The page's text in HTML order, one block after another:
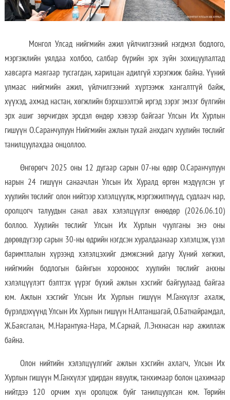
Монгол Улсад нийгмийн ажил үйлчилгээний нэгдмэл бодлого,
мэргэжлийн уялдаа холбоо, салбар бүрийн эрх зүйн зохицуулалтад
хавсарга маягаар тусгагдан, харилцан адилгүй хэрэгжиж байна. Үүний
улмаас нийгмийн ажил, үйлчилгээний хүртээмж хангалтгүй байж,
хүүхэд, ахмад настан, хөгжлийн бэрхшээлтэй иргэд зэрэг эмзэг бүлгийн
эрх ашиг зөрчигдөх эрсдэл өндөр хэвээр байгааг Улсын Их Хурлын
гишүүн О.Саранчулуун Нийгмийн ажлын тухай анхдагч хуулийн төслийг
танилцуулахдаа онцоллоо.
Өнгөрөгч 2025 оны 12 дугаар сарын 07-ны өдөр О.Саранчулуун
нарын 24 гишүүн санаачлан Улсын Их Хуралд өргөн мэдүүлсэн уг
хуулийн төслийг олон нийтээр хэлэлцүүлж, мэргэжилтнүүд, судлаач нар,
оролцогч талуудын санал авах хэлэлцүүлэг өнөөдөр (2026.06.10)
боллоо. Хуулийн төслийг Улсын Их Хурлын чуулганы энэ оны
дөрөвдүгээр сарын 30-ны өдрийн нэгдсэн хуралдаанаар хэлэлцэж, үзэл
баримтлалын хүрээнд хэлэлцэхийг дэмжсэний дагуу Хүний хөгжил,
нийгмийн бодлогын байнгын хорооноос хуулийн төслийг анхны
хэлэлцүүлэгт бэлтгэх үүрэг бүхий ажлын хэсгийг байгуулаад байгаа
юм. Ажлын хэсгийг Улсын Их Хурлын гишүүн М.Ганхүлэг ахалж,
бүрэлдэхүүнд Улсын Их Хурлын гишүүн Н.Алтаншагай, О.Батнайрамдал,
Ж.Баясгалан, М.Нарантуяа-Нара, М.Сарнай, Л.Энхнасан нар ажиллаж
байна.
Олон нийтийн хэлэлцүүлгийг ажлын хэсгийн ахлагч, Улсын Их
Хурлын гишүүн М.Ганхүлэг удирдан явуулж, танхимаар болон цахимаар
нийтдээ 120 орчим хүн оролцож буйг танилцуулсан юм. Төрийн